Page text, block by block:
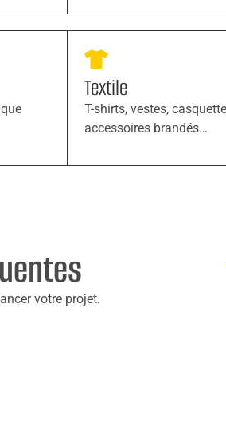
Textile
T-shirts, vestes,
accessoires brandés…
votre projet.